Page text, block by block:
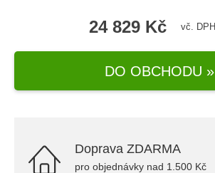
24 829 Kč vč. DPH
DO OBCHODU »
Doprava ZDARMA
pro objednávky nad 1.500 Kč